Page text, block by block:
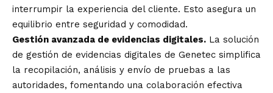
interrumpir la experiencia del cliente. Esto asegura un
equilibrio entre seguridad y comodidad.
Gestión avanzada de evidencias digitales. La solución
de gestión de evidencias digitales de Genetec simplifica
la recopilación, análisis y envío de pruebas a las
autoridades, fomentando una colaboración efectiva